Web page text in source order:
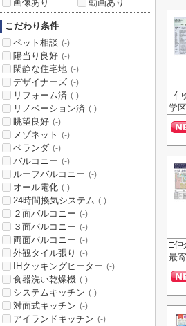
□仲
学
□仲
最
画像あり
動画あり
こだわり条件
ペット相談 (-)
陽当り良好 (-)
閑静な住宅地 (-)
デザイナーズ (-)
リフォーム済 (-)
リノベーション済 (-)
眺望良好 (-)
メゾネット (-)
ベランダ (-)
バルコニー (-)
ルーフバルコニー (-)
オール電化 (-)
24時間換気システム (-)
２面バルコニー (-)
３面バルコニー (-)
両面バルコニー (-)
外観タイル張り (-)
IHクッキングヒーター (-)
食器洗い乾燥機 (-)
システムキッチン (-)
対面式キッチン (-)
アイランドキッチン (-)